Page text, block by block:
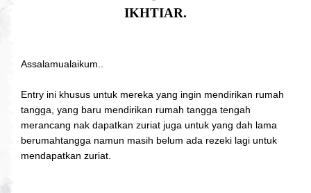
IKHTIAR.
Assalamualaikum..
Entry ini khusus untuk mereka yang ingin mendirikan rumah
tangga, yang baru mendirikan rumah tangga tengah
merancang nak dapatkan zuriat juga untuk yang dah lama
berumahtangga namun masih belum ada rezeki lagi untuk
mendapatkan zuriat.